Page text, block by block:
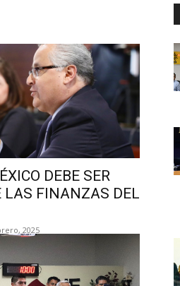
DEBE SER
LAS FINANZAS DEL
2025